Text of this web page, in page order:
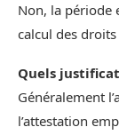
Non, la période
calcul des droits
Quels
Généralement
l’attestation